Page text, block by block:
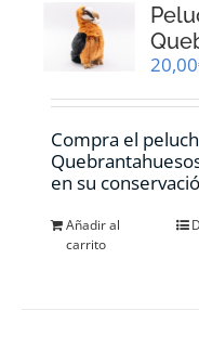
20,00
Compra el
en su
Añadir al
carrito